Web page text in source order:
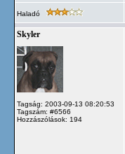
Haladó
Skyler
Tagság: 2003-09-13 08:20:53
Tagszám: #6566
Hozzászólások: 194